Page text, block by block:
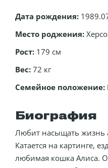
Дата рождения:
Место роджения:
Рост: 179 см
Вес: 72 кг
Семейное положение:
Биография
Любит насыщать жизнь
Катается на картинге,
любимая кошка Алиса.